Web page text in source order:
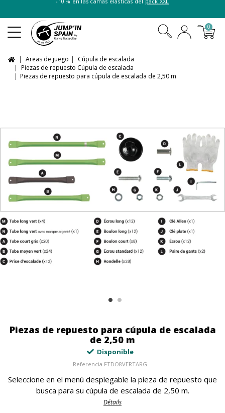
0
Areas de juego
Cúpula de escalada
Piezas de repuesto Cúpula de escalada
Piezas de repuesto para cúpula de escalada de 2,50 m
Piezas de repuesto para cúpula de escalada
de 2,50 m
Disponible
Referencia FTDO8VERTARG
Seleccione en el menú desplegable la pieza de repuesto que
busca para su cúpula de escalada de 2,50 m.
Détails